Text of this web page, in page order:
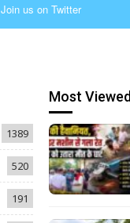
Join us on Twitter
1389
520
191
Most Viewed